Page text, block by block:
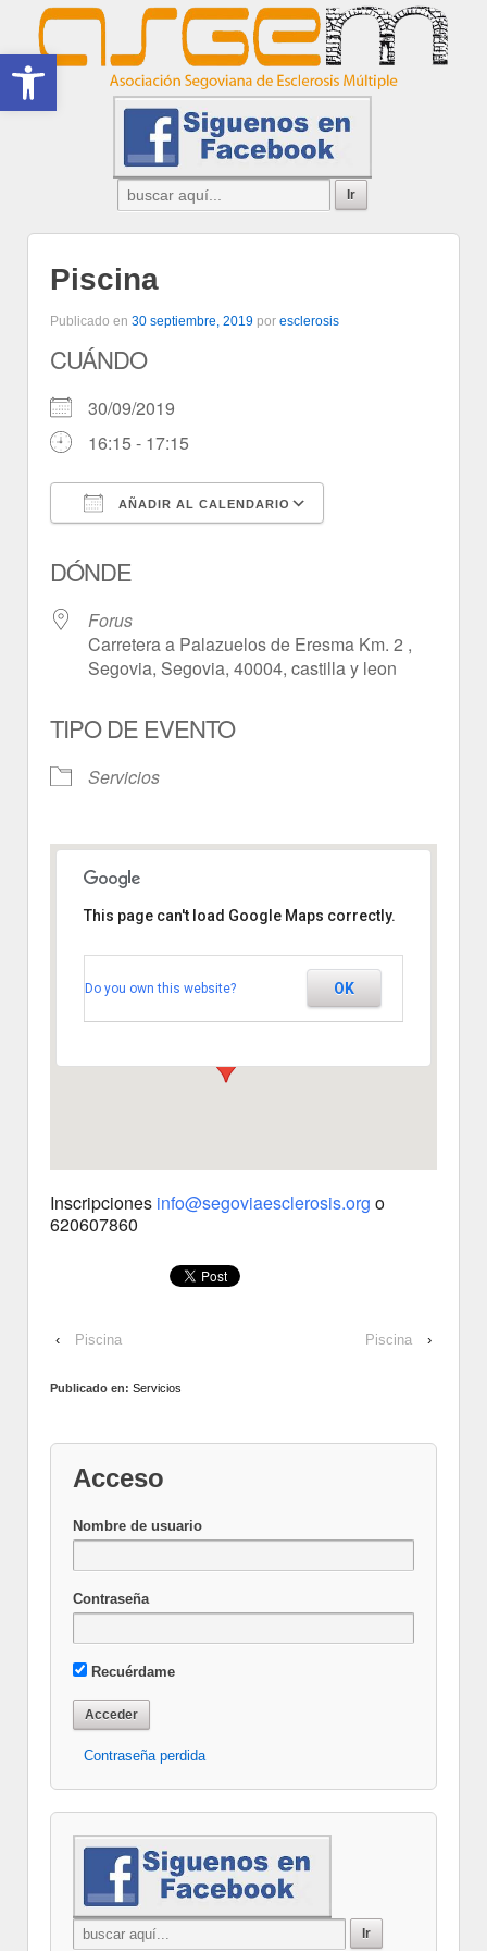
Abrir barra de herramientas
Piscina
Publicado en 30 septiembre, 2019 por esclerosis
CUÁNDO
30/09/2019
16:15 - 17:15
AÑADIR AL CALENDARIO
DÓNDE
Forus
Carretera a Palazuelos de Eresma Km. 2 ,
Segovia, Segovia, 40004, castilla y leon
TIPO DE EVENTO
Servicios
Carretera a Palazuelos de Eresma
Km. 2 - Segovia
This page can't load Google Maps correctly.
Do you own this website? OK
Inscripciones info@segoviaesclerosis.org o
620607860
‹ Piscina Piscina ›
Publicado en: Servicios
Acceso
Nombre de usuario
Contraseña
Recuérdame
Contraseña perdida